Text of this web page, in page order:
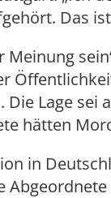
Das
Lage sei
hätten
in